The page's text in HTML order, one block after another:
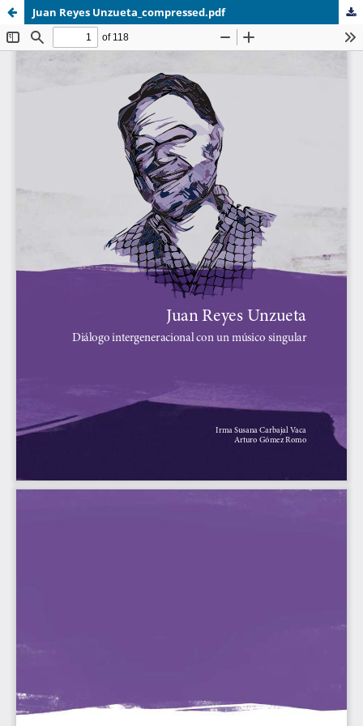
Juan Reyes Unzueta_compressed.pdf